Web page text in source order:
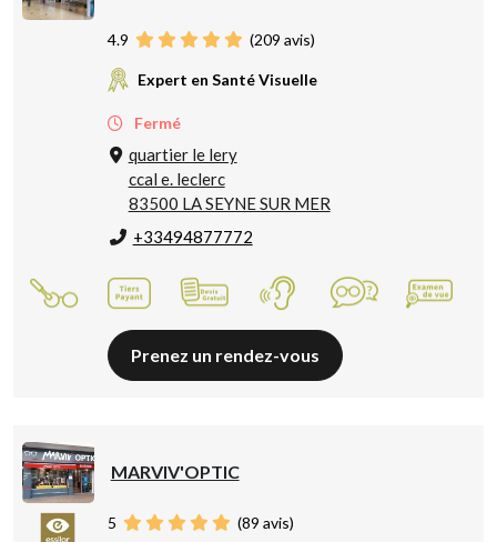
4.9 (209 avis)
Expert en Santé Visuelle
Fermé
quartier le lery
ccal e. leclerc
83500 LA SEYNE SUR MER
+33494877772
Prenez un rendez-vous
MARVIV'OPTIC
5 (89 avis)